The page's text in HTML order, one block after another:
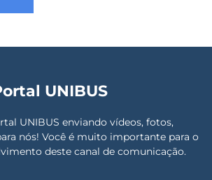
UNIBUS
UNIBUS enviando vídeos, fotos,
nós! Você é muito importante para o
deste canal de comunicação.